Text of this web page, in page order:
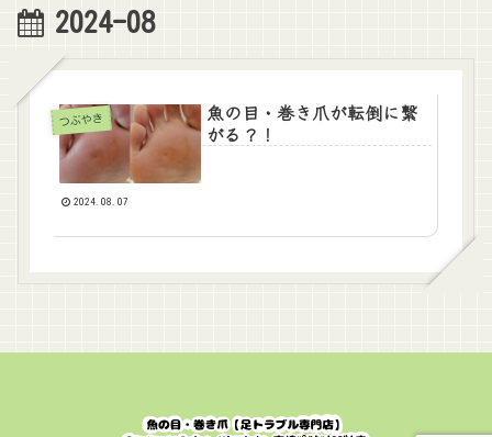
2024-08
つぶやき
魚の目・巻き爪が転倒に繋
がる？！
2024.08.07